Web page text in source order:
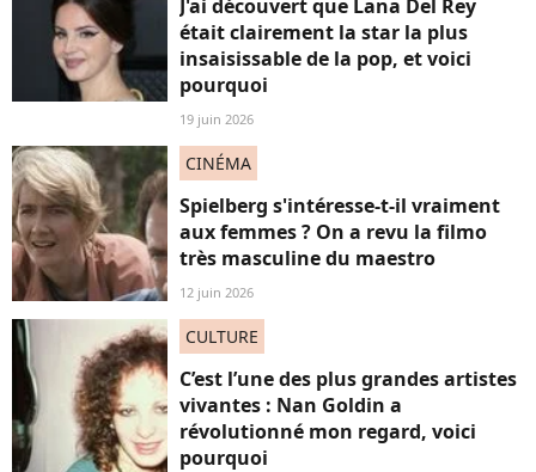
J'ai découvert que Lana Del Rey
était clairement la star la plus
insaisissable de la pop, et voici
pourquoi
19 juin 2026
CINÉMA
Spielberg s'intéresse-t-il vraiment
aux femmes ? On a revu la filmo
très masculine du maestro
12 juin 2026
CULTURE
C’est l’une des plus grandes artistes
vivantes : Nan Goldin a
révolutionné mon regard, voici
pourquoi